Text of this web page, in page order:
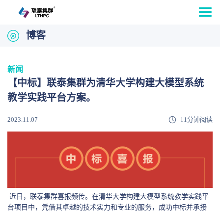
博客
新闻
【中标】联泰集群为清华大学构建大模型系统
教学实践平台方案。
2023.11.07 11分钟阅读
近日，联泰集群喜报频传。在清华大学构建大模型系统教学实践平
台项目中，凭借其卓越的技术实力和专业的服务，成功中标并承接